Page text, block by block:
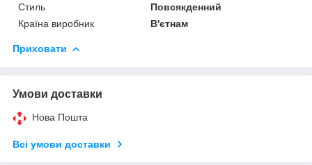
Стиль
Повсякденний
Країна виробник
В'єтнам
Приховати
Умови доставки
Нова Пошта
Всі умови доставки